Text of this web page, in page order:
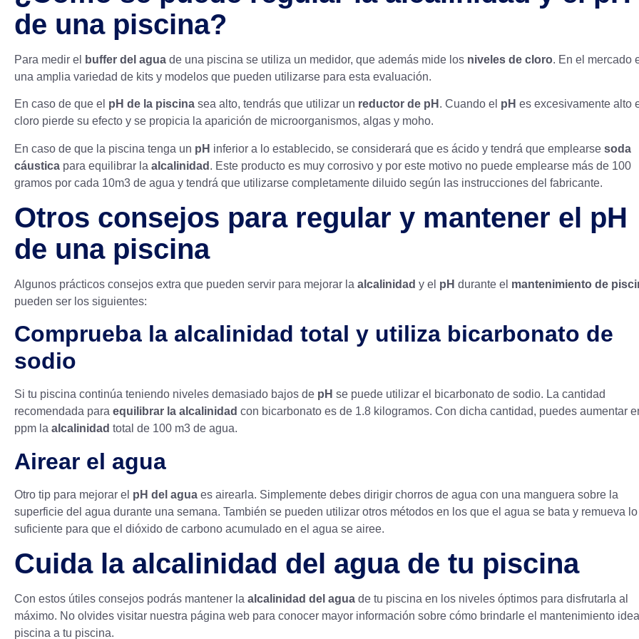
de una piscina?
Para medir el buffer del agua de una piscina se utiliza un medidor, que además mide los niveles de cloro. En el mercado
una amplia variedad de kits y modelos que pueden utilizarse para esta evaluación.
En caso de que el pH de la piscina sea alto, tendrás que utilizar un reductor de pH . Cuando el pH es excesivamente alto
cloro pierde su efecto y se propicia la aparición de microorganismos, algas y moho.
En caso de que la piscina tenga un pH inferior a lo establecido, se considerará que es ácido y tendrá que emplearse soda
cáustica para equilibrar la alcalinidad . Este producto es muy corrosivo y por este motivo no puede emplearse más de 100
gramos por cada 10m3 de agua y tendrá que utilizarse completamente diluido según las instrucciones del fabricante.
Otros consejos para regular y mantener el pH
de una piscina
Algunos prácticos consejos extra que pueden servir para mejorar la alcalinidad y el pH durante el mantenimiento de
pueden ser los siguientes:
Comprueba la alcalinidad total y utiliza bicarbonato de
sodio
Si tu piscina continúa teniendo niveles demasiado bajos de pH se puede utilizar el bicarbonato de sodio. La cantidad
recomendada para equilibrar la alcalinidad con bicarbonato es de 1.8 kilogramos. Con dicha cantidad, puedes aumentar
ppm la alcalinidad total de 100 m3 de agua.
Airear el agua
Otro tip para mejorar el pH del agua es airearla. Simplemente debes dirigir chorros de agua con una manguera sobre la
superficie del agua durante una semana. También se pueden utilizar otros métodos en los que el agua se bata y remueva lo
suficiente para que el dióxido de carbono acumulado en el agua se airee.
Cuida la alcalinidad del agua de tu piscina
Con estos útiles consejos podrás mantener la alcalinidad del agua de tu piscina en los niveles óptimos para disfrutarla al
máximo. No olvides visitar nuestra página web para conocer mayor información sobre cómo brindarle el mantenimiento
piscina a tu piscina.